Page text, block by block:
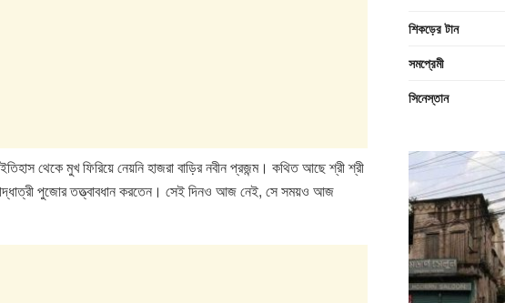
থেকে মুখ ফিরিয়ে নেয়নি হাজরা বাড়ির নবীন প্রজন্ম। কথিত আছে শ্রী শ্রী
জগদ্ধাত্রী পুজোর তত্ত্বাবধান করতেন। সেই দিনও আজ নেই, সে সময়ও আজ
শিকড়ের টান
সমপ্রেমী
সিনেস্তান